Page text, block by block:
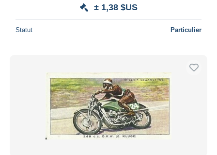
± 1,38 $US
Statut Particulier